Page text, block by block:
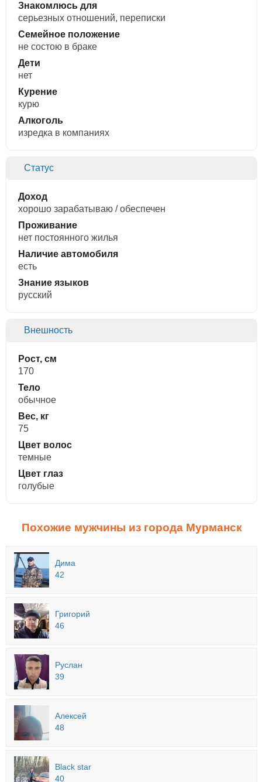
Знакомлюсь для
cерьезных отношений, переписки
Семейное положение
не состою в браке
Дети
нет
Курение
курю
Алкоголь
изредка в компаниях
Статус
Доход
хорошо зарабатываю / обеспечен
Проживание
нет постоянного жилья
Наличие автомобиля
есть
Знание языков
русский
Внешность
Рост, см
170
Тело
обычное
Вес, кг
75
Цвет волос
темные
Цвет глаз
голубые
Похожие мужчины из города Мурманск
Дима
42
Григорий
46
Руслан
39
Алексей
48
Black star
40